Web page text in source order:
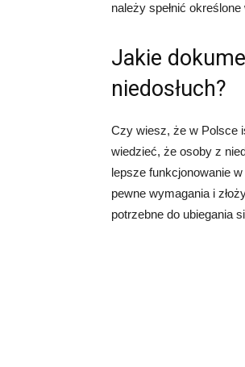
należy spełnić
Jakie
niedosłuch?
Czy wiesz, że w Polsce
wiedzieć, że osoby z
lepsze funkcjonowanie
pewne wymagania i
potrzebne do ubiegania